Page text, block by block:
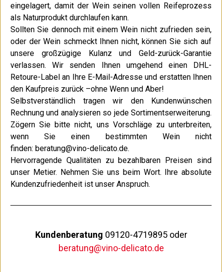
eingelagert, damit der Wein seinen vollen Reifeprozess
als Naturprodukt durchlaufen kann.
Sollten Sie dennoch mit einem Wein nicht zufrieden sein,
oder der Wein schmeckt Ihnen nicht, können Sie sich auf
unsere großzügige Kulanz und Geld-zurück-Garantie
verlassen. Wir senden Ihnen umgehend einen DHL-
Retoure-Label an Ihre E-Mail-Adresse und erstatten Ihnen
den Kaufpreis zurück –ohne Wenn und Aber!
Selbstverständlich tragen wir den Kundenwünschen
Rechnung und analysieren so jede Sortimentserweiterung.
Zögern Sie bitte nicht, uns Vorschläge zu unterbreiten,
wenn Sie einen bestimmten Wein nicht
finden: beratung@vino-delicato.de.
Hervorragende Qualitäten zu bezahlbaren Preisen sind
unser Metier. Nehmen Sie uns beim Wort. Ihre absolute
Kundenzufriedenheit ist unser Anspruch.
Kundenberatung 09120-4719895 oder
beratung@vino-delicato.de